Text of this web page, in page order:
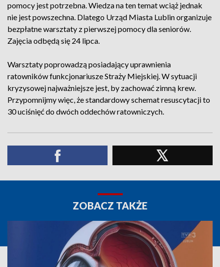
pomocy jest potrzebna. Wiedza na ten temat wciąż jednak
nie jest powszechna. Dlatego Urząd Miasta Lublin organizuje
bezpłatne warsztaty z pierwszej pomocy dla seniorów.
Zajęcia odbędą się 24 lipca.
Warsztaty poprowadzą posiadający uprawnienia
ratowników funkcjonariusze Straży Miejskiej. W sytuacji
kryzysowej najważniejsze jest, by zachować zimną krew.
Przypomnijmy więc, że standardowy schemat resuscytacji to
30 uciśnięć do dwóch oddechów ratowniczych.
ZOBACZ TAKŻE